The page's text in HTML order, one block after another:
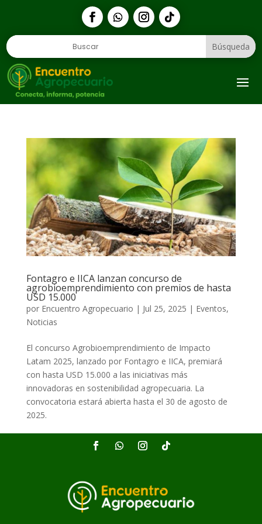
Fontagro e IICA lanzan concurso de
agrobioemprendimiento con premios de hasta
USD 15.000
por Encuentro Agropecuario | Jul 25, 2025 | Eventos,
Noticias
El concurso Agrobioemprendimiento de Impacto
Latam 2025, lanzado por Fontagro e IICA, premiará
con hasta USD 15.000 a las iniciativas más
innovadoras en sostenibilidad agropecuaria. La
convocatoria estará abierta hasta el 30 de agosto de
2025.